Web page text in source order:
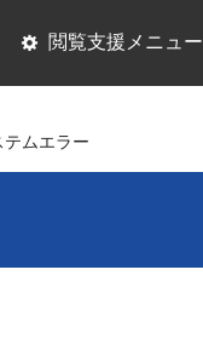
閲覧支援メニュー
ムエラー